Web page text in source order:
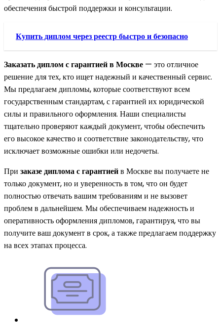
обеспечения быстрой поддержки и консультации.
Купить диплом через реестр быстро и безопасно
Заказать диплом с гарантией в Москве — это отличное
решение для тех, кто ищет надежный и качественный сервис.
Мы предлагаем дипломы, которые соответствуют всем
государственным стандартам, с гарантией их юридической
силы и правильного оформления. Наши специалисты
тщательно проверяют каждый документ, чтобы обеспечить
его высокое качество и соответствие законодательству, что
исключает возможные ошибки или недочеты.
При заказе диплома с гарантиейв Москве вы получаете не
только документ, но и уверенность в том, что он будет
полностью отвечать вашим требованиям и не вызовет
проблем в дальнейшем. Мы обеспечиваем надежность и
оперативность оформления дипломов, гарантируя, что вы
получите ваш документ в срок, а также предлагаем поддержку
на всех этапах процесса.